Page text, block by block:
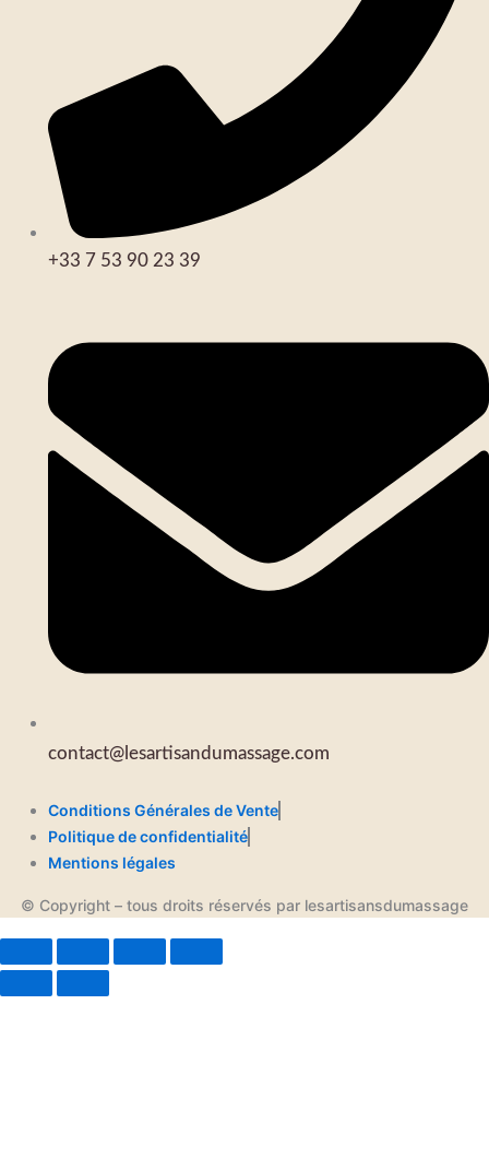
+33 7 53 90 23 39
contact@lesartisandumassage.com
Conditions Générales de Vente
Politique de confidentialité
Mentions légales
© Copyright – tous droits réservés par lesartisansdumassage